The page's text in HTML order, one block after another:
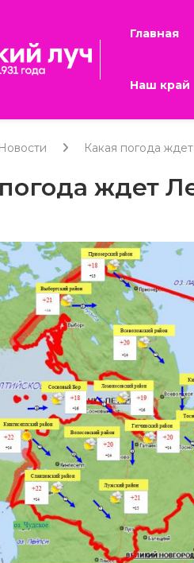
Главная
Наш край
Новости Какая погода
ждет